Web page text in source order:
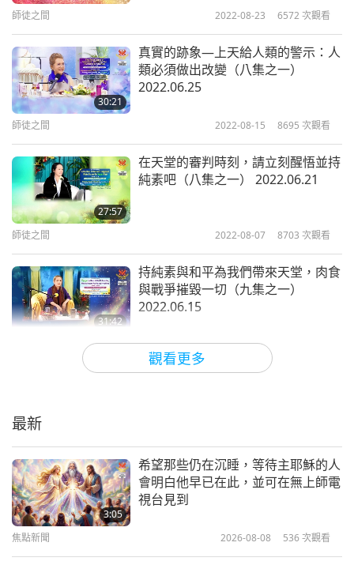
10
33:31
佛教故事「阿難總持的因緣，地
獄的名號與如來讚嘆品」（十一
集之十）
師徒之間
11
37:19
佛教故事「阿難總持的因緣，地
獄的名號與如來讚嘆品」（十一
集之十一） 2015.08.10
師徒之間
觀看更多
師徒之間 2022-08-23 6572 次觀看
30:21
真實的跡象—上天給人類的警示：人
類必須做出改變（八集之一）
2022.06.25
師徒之間 2022-08-15 8695 次觀看
27:57
在天堂的審判時刻，請立刻醒悟並持
純素吧（八集之一） 2022.06.21
師徒之間 2022-08-07 8703 次觀看
31:42
持純素與和平為我們帶來天堂，肉食
與戰爭摧毀一切（九集之一）
2022.06.15
2022-07-29
善待他人必獲上帝恩寵（六集之一）
2022.06.03
最新
3:05
希望那些仍在沉睡，等待主耶穌的人
會明白他早已在此，並可在無上師電
視台見到
焦點新聞 2026-08-08 536次觀看